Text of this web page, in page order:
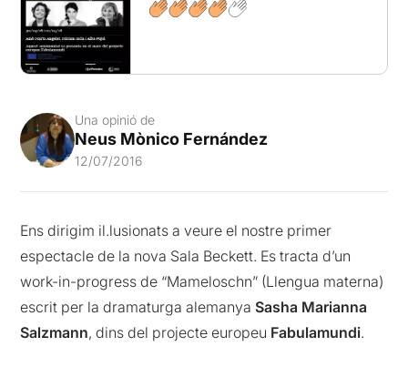
Una opinió de
Neus Mònico Fernández
12/07/2016
Ens dirigim il.lusionats a veure el nostre primer
espectacle de la nova Sala Beckett. Es tracta d’un
work-in-progress de “Mameloschn” (Llengua materna)
escrit per la dramaturga alemanyaSasha Marianna
Salzmann, dins del projecte europeu Fabulamundi.